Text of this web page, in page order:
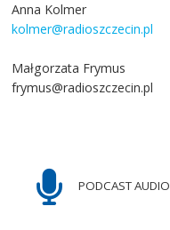
Anna Kolmer
kolmer@radioszczecin.pl
Małgorzata Frymus
frymus@radioszczecin.pl
PODCAST AUDIO